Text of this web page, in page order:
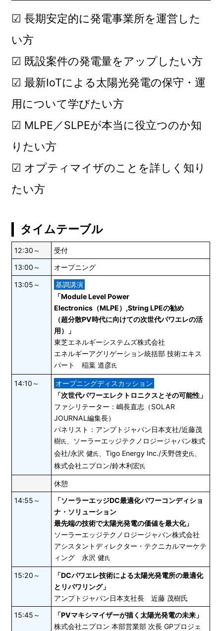
☑ 長期安定的に発電事業所を運営した
い方
☑ 既設案件の発電量をアップしたい方
☑ 最新IoTによる太陽光発電の保守・運
用について学びたい方
☑ MLPE／SLPEが本当に役立つのか知
りたい方
☑ オプティマイザのことを詳しく知り
たい方
タイムテーブル
12:30～
受付
13:00～
オープニング
13:05～
基調講演
「Module Level Power
Electronics（MLPE）,String LPEの勧め
（超分散PV時代に向けての次世代パワエレの活
用）」
東芝エネルギーシステムズ株式会社
エネルギーアグリゲーション統括部 技術エキス
パート 稲葉 道彦氏
14:10～
オープニングディスカッション
「次世代パワーエレクトロニクスとその可能性」
ファシリテーター：嶋長直志（SOLAR
JOURNAL編集長）
パネリスト：アンプトジャパン日本支社/近藤茂
樹氏
、ソーラーエッジテクノロジージャパン株式
会社/永沢 健氏 、Tigo Energy Inc./天野啓史 氏
株式会社ニプロン/鈴木利宏氏
休憩
14:55～
「ソーラーエッジDC最適化パワーコンディショ
ナ・ソリューション
最先端の技術で太陽光発電の価値を最大化」
ソーラーエッジテクノロジージャパン株式会社
アシスタントディレクター・テクニカルマーケテ
ィング 永沢 健氏
15:20～
「DCパワエレ技術による太陽光発電所の最適化
とリパワリング」
アンプトジャパン日本支社長 近藤 茂樹氏
15:45～
「PVマキシマイザーが描く太陽光発電の未来」
株式会社ニプロン 本部営業部 次長 GPプロジェ